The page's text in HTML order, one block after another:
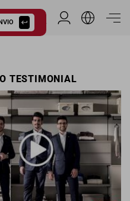
Area Riservata
TESTIMONIAL